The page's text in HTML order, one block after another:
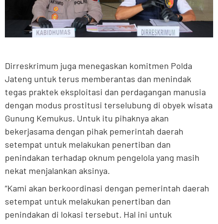
Dirreskrimum juga menegaskan komitmen Polda
Jateng untuk terus memberantas dan menindak
tegas praktek eksploitasi dan perdagangan manusia
dengan modus prostitusi terselubung di obyek wisata
Gunung Kemukus. Untuk itu pihaknya akan
bekerjasama dengan pihak pemerintah daerah
setempat untuk melakukan penertiban dan
penindakan terhadap oknum pengelola yang masih
nekat menjalankan aksinya.
“Kami akan berkoordinasi dengan pemerintah daerah
setempat untuk melakukan penertiban dan
penindakan di lokasi tersebut. Hal ini untuk